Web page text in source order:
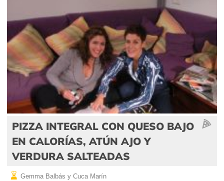
PIZZA INTEGRAL CON QUESO BAJO
EN CALORÍAS, ATÚN AJO Y
VERDURA SALTEADAS
Gemma Balbás y Cuca Marín